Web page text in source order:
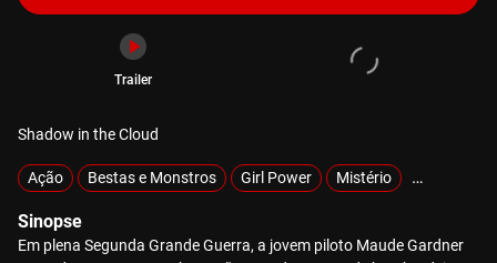
Trailer
Shadow in the Cloud
Ação Bestas e Monstros Girl Power Mistério
Sinopse
Em plena Segunda Grande Guerra, a jovem piloto Maude Gardner